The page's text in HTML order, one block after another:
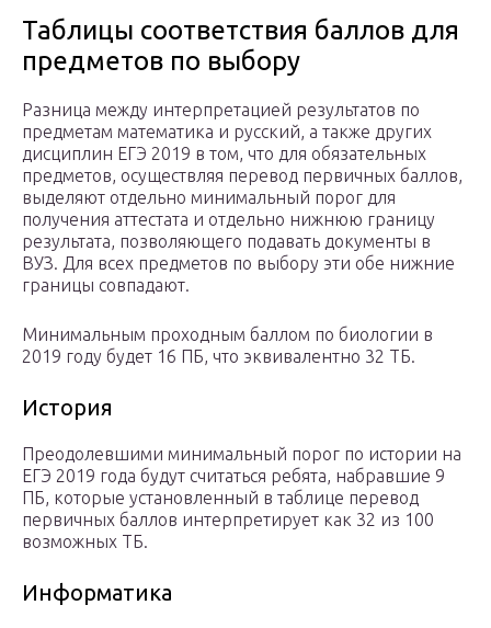
Таблицы соответствия баллов для
предметов по выбору
Разница между интерпретацией результатов по
предметам математика и русский, а также других
дисциплин ЕГЭ 2019 в том, что для обязательных
предметов, осуществляя перевод первичных баллов,
выделяют отдельно минимальный порог для
получения аттестата и отдельно нижнюю границу
результата, позволяющего подавать документы в
ВУЗ. Для всех предметов по выбору эти обе нижние
границы совпадают.
Минимальным проходным баллом по биологии в
2019 году будет 16 ПБ, что эквивалентно 32 ТБ.
История
Преодолевшими минимальный порог по истории на
ЕГЭ 2019 года будут считаться ребята, набравшие 9
ПБ, которые установленный в таблице перевод
первичных баллов интерпретирует как 32 из 100
возможных ТБ.
Информатика